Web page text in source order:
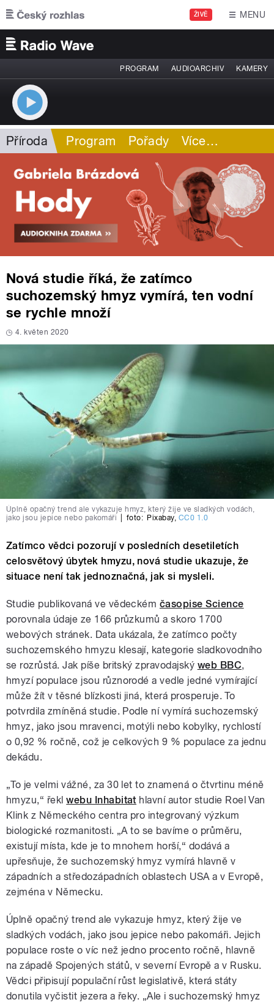
Přejít k hlavnímu obsahu
ŽIVĚ MENU
PROGRAM AUDIOARCHIV KAMERY
Příroda Program Pořady Více…
Nová studie říká, že zatímco
suchozemský hmyz vymírá, ten vodní
se rychle množí
4. květen 2020
Úplně opačný trend ale vykazuje hmyz, který žije ve sladkých vodách,
jako jsou jepice nebo pakomáři
foto: Pixabay, CC0 1.0
Zatímco vědci pozorují v posledních desetiletích
celosvětový úbytek hmyzu, nová studie ukazuje, že
situace není tak jednoznačná, jak si mysleli.
Studie publikovaná ve vědeckém časopise Science
porovnala údaje ze 166 průzkumů a skoro 1700
webových stránek. Data ukázala, že zatímco počty
suchozemského hmyzu klesají, kategorie sladkovodního
se rozrůstá. Jak píše britský zpravodajský web BBC,
hmyzí populace jsou různorodé a vedle jedné vymírající
může žít v těsné blízkosti jiná, která prosperuje. To
potvrdila zmíněná studie. Podle ní vymírá suchozemský
hmyz, jako jsou mravenci, motýli nebo kobylky, rychlostí
o 0,92 % ročně, což je celkových 9 % populace za jednu
dekádu.
„To je velmi vážné, za 30 let to znamená o čtvrtinu méně
hmyzu,“ řeklwebu Inhabitat hlavní autor studie Roel Van
Klink z Německého centra pro integrovaný výzkum
biologické rozmanitosti. „A to se bavíme o průměru,
existují místa, kde je to mnohem horší,“ dodává a
upřesňuje, že suchozemský hmyz vymírá hlavně v
západních a středozápadních oblastech USA a v Evropě,
zejména v Německu.
Úplně opačný trend ale vykazuje hmyz, který žije ve
sladkých vodách, jako jsou jepice nebo pakomáři. Jejich
populace roste o víc než jedno procento ročně, hlavně
na západě Spojených států, v severní Evropě a v Rusku.
Vědci připisují populační růst legislativě, která státy
donutila vyčistit jezera a řeky. „Ale i suchozemský hmyz